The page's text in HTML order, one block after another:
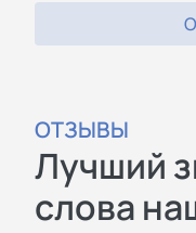
ОТЗЫВЫ
Лучший
слова